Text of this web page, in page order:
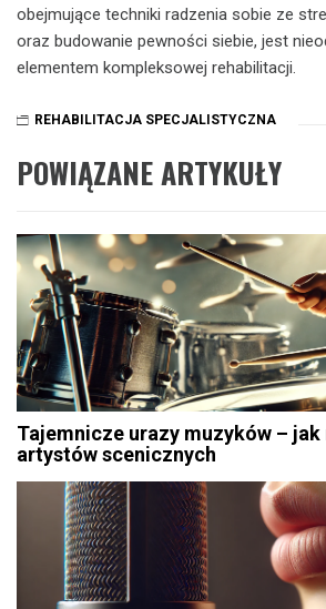
obejmujące techniki radzenia sobie ze
oraz budowanie pewności siebie, jest
elementem kompleksowej rehabilitacji.
REHABILITACJA SPECJALISTYCZNA
POWIĄZANE ARTYKUŁY
Tajemnicze urazy muzyków –
artystów scenicznych